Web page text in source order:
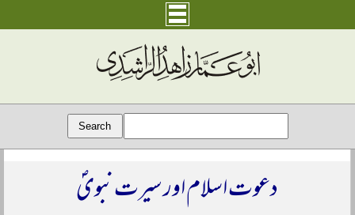
دعوت اسلام اور سیرت نبویؐ